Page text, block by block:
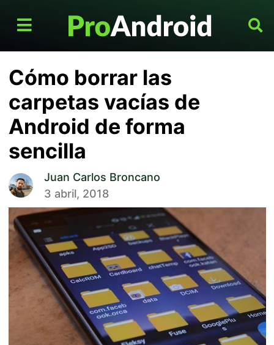
Cómo borrar las
carpetas vacías de
Android de forma
sencilla
Juan Carlos Broncano
3 abril, 2018